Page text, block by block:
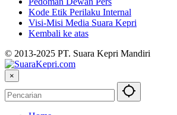
Kode Etik Perilaku Internal
Visi-Misi Media Suara Kepri
Kembali ke atas
© 2013-2025 PT. Suara Kepri Mandiri
×